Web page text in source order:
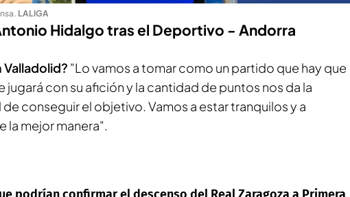
. LALIGA
Hidalgo tras el Deportivo - Andorra
Valladolid? "Lo vamos a tomar como un partido que hay que
jugará con su afición y la cantidad de puntos nos da la
conseguir el objetivo. Vamos a estar tranquilos y a
la mejor manera".